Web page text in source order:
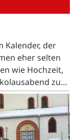
Kalender, der
eher selten
wie Hochzeit,
zu